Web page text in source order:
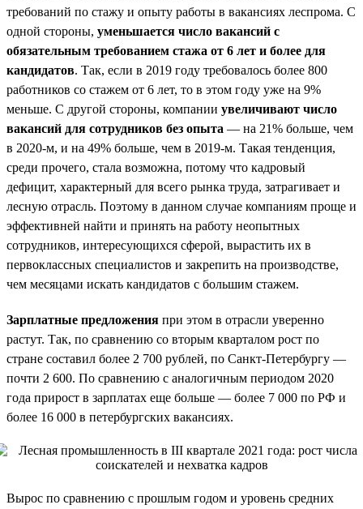
требований по стажу и опыту работы в вакансиях леспрома. С
одной стороны, уменьшается число вакансий с
обязательным требованием стажа от 6 лет и более для
кандидатов. Так, если в 2019 году требовалось более 800
работников со стажем от 6 лет, то в этом году уже на 9%
меньше. С другой стороны, компании увеличивают число
вакансий для сотрудников без опыта — на 21% больше, чем
в 2020-м, и на 49% больше, чем в 2019-м. Такая тенденция,
среди прочего, стала возможна, потому что кадровый
дефицит, характерный для всего рынка труда, затрагивает и
лесную отрасль. Поэтому в данном случае компаниям проще и
эффективней найти и принять на работу неопытных
сотрудников, интересующихся сферой, вырастить их в
первоклассных специалистов и закрепить на производстве,
чем месяцами искать кандидатов с большим стажем.
Зарплатные предложения при этом в отрасли уверенно
растут. Так, по сравнению со вторым кварталом рост по
стране составил более 2 700 рублей, по Санкт-Петербургу —
почти 2 600. По сравнению с аналогичным периодом 2020
года прирост в зарплатах еще больше — более 7 000 по РФ и
более 16 000 в петербургских вакансиях.
Вырос по сравнению с прошлым годом и уровень средних